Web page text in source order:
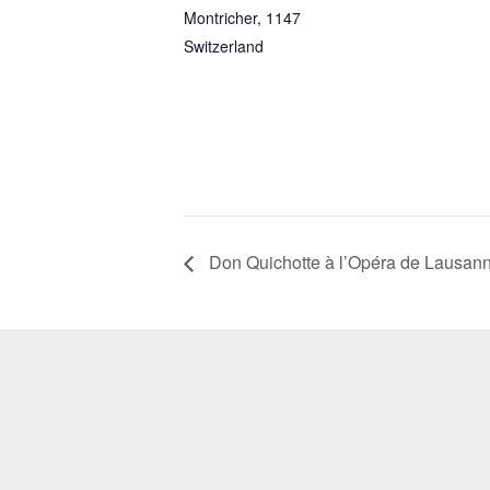
Montricher, 1147
Switzerland
Don Quichotte à l’Opéra de